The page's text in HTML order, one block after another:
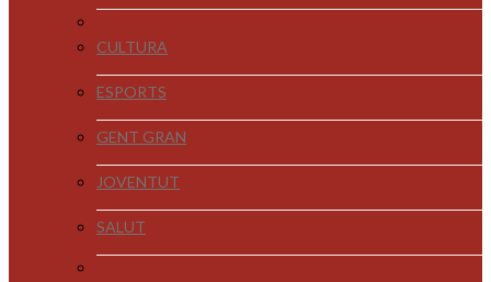
CULTURA
ESPORTS
GENT GRAN
JOVENTUT
SALUT